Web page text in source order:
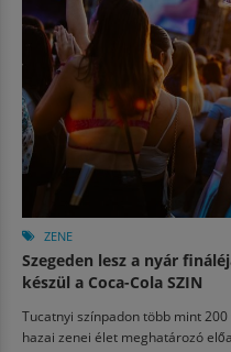
ZENE
Szegeden lesz a nyár
készül a Coca-Cola SZIN
Tucatnyi színpadon több mint
hazai zenei élet meghatározó